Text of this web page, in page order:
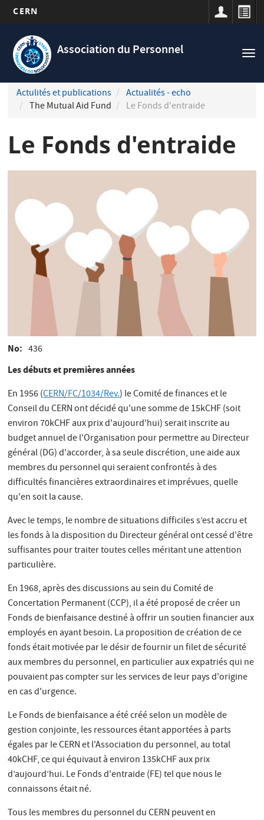
contenu
principal
CERN
Association du Personnel
Navigation
principale
Actulités et publications
Actualités - echo
The Mutual Aid Fund
Le Fonds d'entraide
Le Fonds d'entraide
No 436
Les débuts et premières années
En 1956 (CERN/FC/1034/Rev.) le Comité de finances et le
Conseil du CERN ont décidé qu'une somme de 15kCHF (soit
environ 70kCHF aux prix d'aujourd'hui) serait inscrite au
budget annuel de l'Organisation pour permettre au Directeur
général (DG) d'accorder, à sa seule discrétion, une aide aux
membres du personnel qui seraient confrontés à des
difficultés financières extraordinaires et imprévues, quelle
qu'en soit la cause.
Avec le temps, le nombre de situations difficiles s’est accru et
les fonds à la disposition du Directeur général ont cessé d'être
suffisantes pour traiter toutes celles méritant une attention
particulière.
En 1968, après des discussions au sein du Comité de
Concertation Permanent (CCP), il a été proposé de créer un
Fonds de bienfaisance destiné à offrir un soutien financier aux
employés en ayant besoin. La proposition de création de ce
fonds était motivée par le désir de fournir un filet de sécurité
aux membres du personnel, en particulier aux expatriés qui ne
pouvaient pas compter sur les services de leur pays d'origine
en cas d'urgence.
Le Fonds de bienfaisance a été créé selon un modèle de
gestion conjointe, les ressources étant apportées à parts
égales par le CERN et l'Association du personnel, au total
40kCHF, ce qui équivaut à environ 135kCHF aux prix
d’aujourd’hui. Le Fonds d'entraide (FE) tel que nous le
connaissons était né.
Tous les membres du personnel du CERN peuvent en